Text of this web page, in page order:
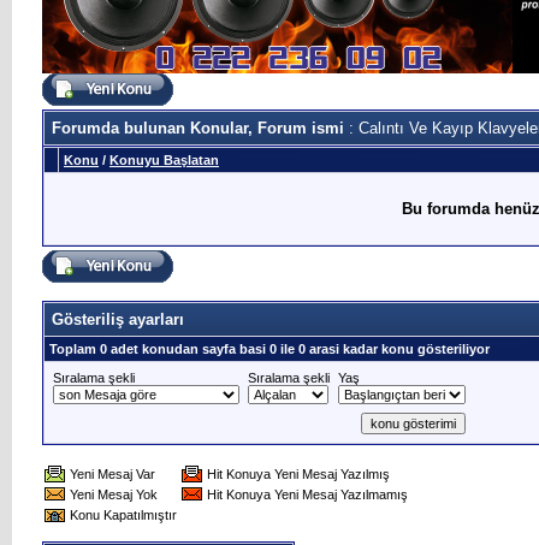
Forumda bulunan Konular, Forum ismi : Calıntı Ve Kayıp
Konu / Konuyu Başlatan
Bu forumda
Gösteriliş ayarları
Toplam 0 adet konudan sayfa basi 0 ile 0 arasi kadar konu gösteriliyor
Sıralama şekli
Sıralama şekli Yaş
Yeni Mesaj Var
Hit Konuya Yeni Mesaj Yazılmış
Yeni Mesaj Yok
Hit Konuya Yeni Mesaj Yazılmamış
Konu Kapatılmıştır